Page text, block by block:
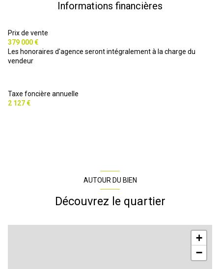
couloir
WC
terrasse
Informations financières
Prix de vente
379 000 €
Les honoraires d'agence seront intégralement à la charge du
vendeur
Taxe foncière annuelle
2 127 €
AUTOUR DU BIEN
Découvrez le quartier
+
−